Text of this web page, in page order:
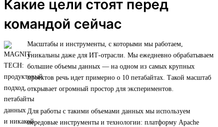
Какие цели стоят перед
командой сейчас
Масштабы и инструменты, с которыми мы работаем,
уникальны даже для ИТ-отрасли. Мы ежедневно обрабатываем
большие объемы данных — на одном из самых крупных
проектов речь идет примерно о 10 петабайтах. Такой масштаб
открывает огромный простор для экспериментов.
Для работы с такими объемами данных мы используем
передовые инструменты и технологии: платформу Apache